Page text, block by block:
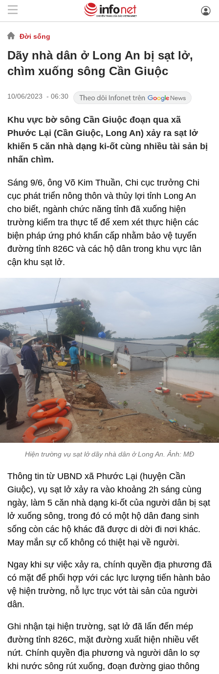
Đời sống
Dãy nhà dân ở Long An bị sạt lở,
chìm xuống sông Cần Giuộc
10/06/2023 - 06:30
Khu vực bờ sông Cần Giuộc đoạn qua xã
Phước Lại (Cần Giuộc, Long An) xảy ra sạt lở
khiến 5 căn nhà dạng ki-ốt cùng nhiều tài sản bị
nhấn chìm.
Sáng 9/6, ông Võ Kim Thuần, Chi cục trưởng Chi
cục phát triển nông thôn và thủy lợi tỉnh Long An
cho biết, ngành chức năng tỉnh đã xuống hiện
trường kiểm tra thực tế để xem xét thực hiện các
biện pháp ứng phó khẩn cấp nhằm bảo vệ tuyến
đường tỉnh 826C và các hộ dân trong khu vực lân
cận khu sạt lở.
Hiện trường vụ sạt lở dãy nhà dân ở Long An. Ảnh: MĐ
Thông tin từ UBND xã Phước Lại (huyện Cần
Giuộc), vụ sạt lở xảy ra vào khoảng 2h sáng cùng
ngày, làm 5 căn nhà dạng ki-ốt của người dân bị sạt
lở xuống sông, trong đó có một hộ dân đang sinh
sống còn các hộ khác đã được di dời đi nơi khác.
May mắn sự cố không có thiệt hại về người.
Ngay khi sự việc xảy ra, chính quyền địa phương đã
có mặt để phối hợp với các lực lượng tiến hành bảo
vệ hiện trường, nỗ lực trục vớt tài sản của người
dân.
Ghi nhận tại hiện trường, sạt lở đã lấn đến mép
đường tỉnh 826C, mặt đường xuất hiện nhiều vết
nứt. Chính quyền địa phương và người dân lo sợ
khi nước sông rút xuống, đoạn đường giao thông